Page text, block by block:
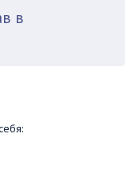
в